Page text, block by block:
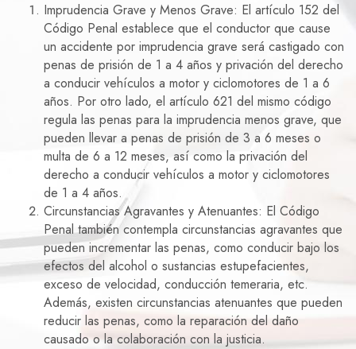
Imprudencia Grave y Menos Grave: El artículo 152 del
Código Penal establece que el conductor que cause
un accidente por imprudencia grave será castigado con
penas de prisión de 1 a 4 años y privación del derecho
a conducir vehículos a motor y ciclomotores de 1 a 6
años. Por otro lado, el artículo 621 del mismo código
regula las penas para la imprudencia menos grave, que
pueden llevar a penas de prisión de 3 a 6 meses o
multa de 6 a 12 meses, así como la privación del
derecho a conducir vehículos a motor y ciclomotores
de 1 a 4 años.
Circunstancias Agravantes y Atenuantes: El Código
Penal también contempla circunstancias agravantes que
pueden incrementar las penas, como conducir bajo los
efectos del alcohol o sustancias estupefacientes,
exceso de velocidad, conducción temeraria, etc.
Además, existen circunstancias atenuantes que pueden
reducir las penas, como la reparación del daño
causado o la colaboración con la justicia.